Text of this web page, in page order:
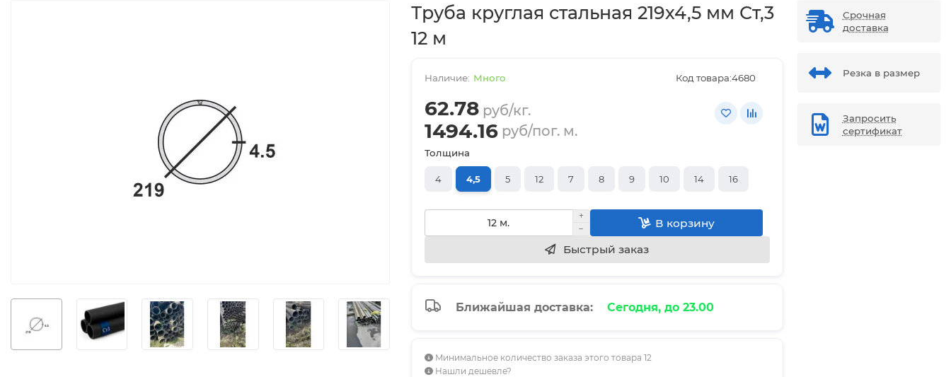
Труба круглая стальная 219х4,5 мм Ст,3
12 м
Много Код товара:4680
62.78 руб/кг.
1494.16 руб/пог. м.
Толщина
4 4,5 5 12 7 8 9 10 14 16
В корзину
Быстрый заказ
Ближайшая доставка: Сегодня, до 23.00
Минимальное количество заказа этого товара 12
Нашли дешевле?
Срочная
доставка
Резка в размер
Запросить
сертификат